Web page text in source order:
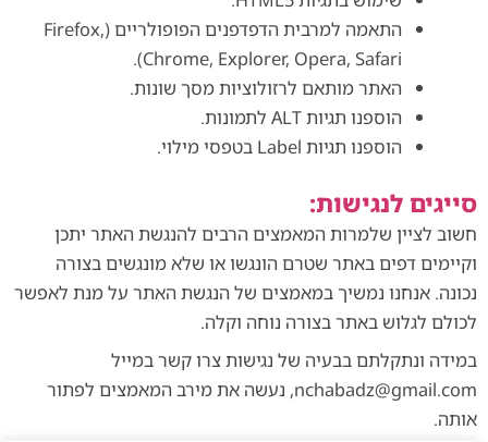
התאמה למרבית הדפדפנים הפופולריים (Firefox,
Chrome, Explorer, Opera, Safari).
האתר מותאם לרזולוציות מסך שונות.
הוספנו תגיות ALT לתמונות.
הוספנו תגיות Label בטפסי מילוי.
סייגים לנגישות:
חשוב לציין שלמרות המאמצים הרבים להנגשת האתר יתכן
וקיימים דפים באתר שטרם הונגשו או שלא מונגשים בצורה
נכונה. אנחנו נמשיך במאמצים של הנגשת האתר על מנת לאפשר
לכולם לגלוש באתר בצורה נוחה וקלה.
במידה ונתקלתם בבעיה של נגישות צרו קשר במייל
nchabadz@gmail.com, נעשה את מירב המאמצים לפתור
אותה.